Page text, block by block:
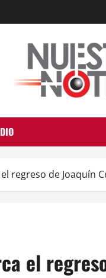
regreso de Joaquín
el